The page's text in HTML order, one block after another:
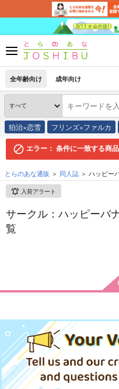
全年齢向け 成年向け
狛治×恋雪 フリンズ×ファルカ
エラー： 条件に一致する商
とらのあな通販 同人誌 ハッピー
入荷アラート
サークル：ハッピーバ
覧